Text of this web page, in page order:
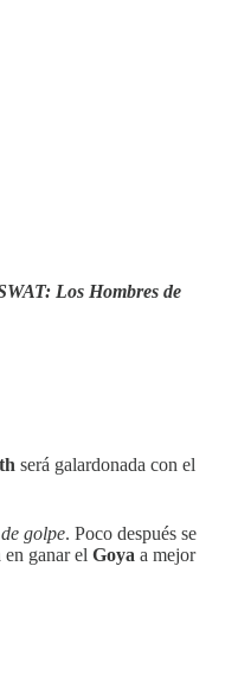
Los Hombres de
será galardonada con el
golpe. Poco después se
ganar el Goya a mejor